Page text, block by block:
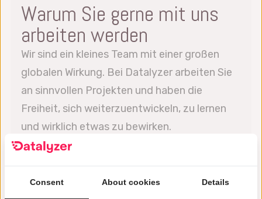
Warum Sie gerne mit uns
arbeiten werden
Wir sind ein kleines Team mit einer großen
globalen Wirkung. Bei Datalyzer arbeiten Sie
an sinnvollen Projekten und haben die
Freiheit, sich weiterzuentwickeln, zu lernen
und wirklich etwas zu bewirken.
Flexibilität
Niemals ein langweiliger Moment.
Consent About cookies Details